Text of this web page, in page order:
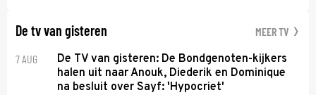
De tv van gisteren MEER TV
7 AUG
De TV van gisteren: De Bondgenoten-kijkers
halen uit naar Anouk, Diederik en Dominique
na besluit over Sayf: 'Hypocriet'